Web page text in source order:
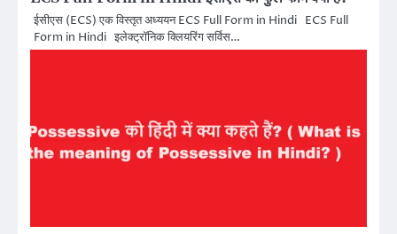
ईसीएस (ECS) एक विस्तृत अध्ययन ECS Full Form in Hindi ECS Full
Form in Hindi इलेक्ट्रॉनिक क्लियरिंग सर्विस…